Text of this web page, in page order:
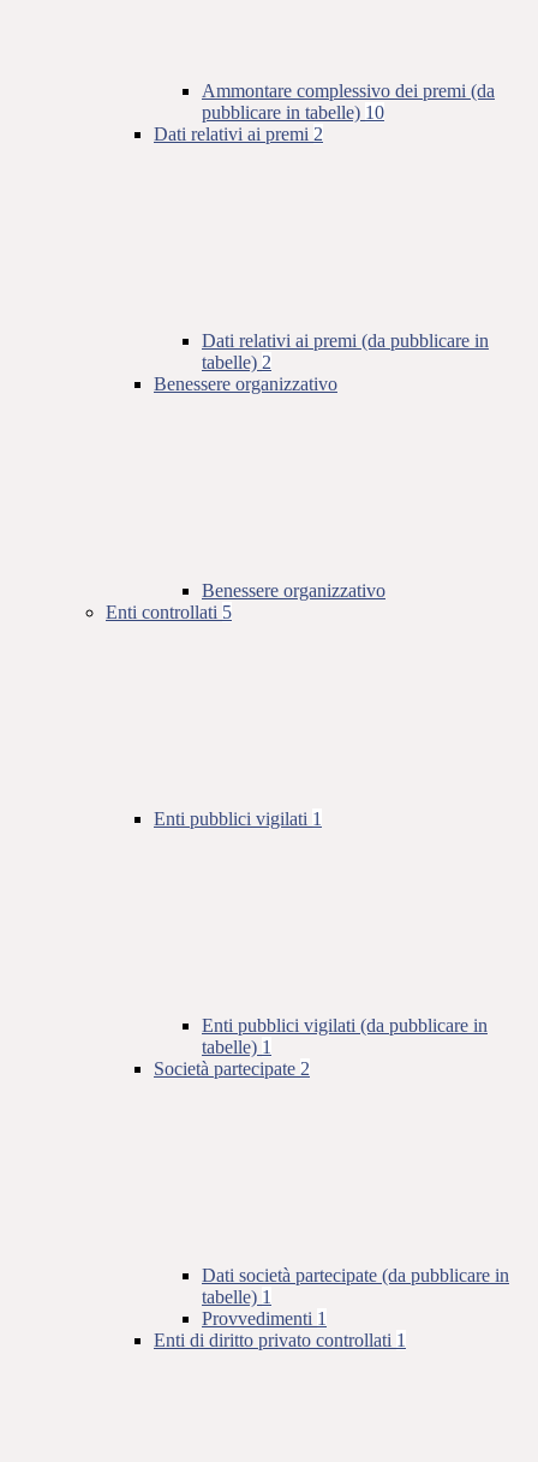
Ammontare complessivo dei premi (da
pubblicare in tabelle) 10
Dati relativi ai premi 2
Dati relativi ai premi (da pubblicare in
tabelle) 2
Benessere organizzativo
Benessere organizzativo
Enti controllati 5
Enti pubblici vigilati 1
Enti pubblici vigilati (da pubblicare in
tabelle) 1
Società partecipate 2
Dati società partecipate (da pubblicare in
tabelle) 1
Provvedimenti 1
Enti di diritto privato controllati 1